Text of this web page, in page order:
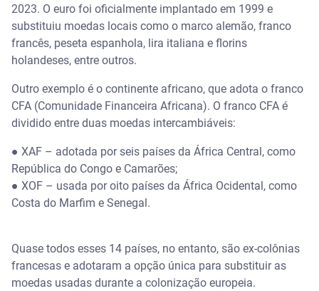
2023. O euro foi oficialmente implantado em 1999 e
substituiu moedas locais como o marco alemão, franco
francês, peseta espanhola, lira italiana e florins
holandeses, entre outros.
Outro exemplo é o continente africano, que adota o franco
CFA (Comunidade Financeira Africana). O franco CFA é
dividido entre duas moedas intercambiáveis:
● XAF – adotada por seis países da África Central, como
República do Congo e Camarões;
● XOF – usada por oito países da África Ocidental, como
Costa do Marfim e Senegal.
Quase todos esses 14 países, no entanto, são ex-colônias
francesas e adotaram a opção única para substituir as
moedas usadas durante a colonização europeia.